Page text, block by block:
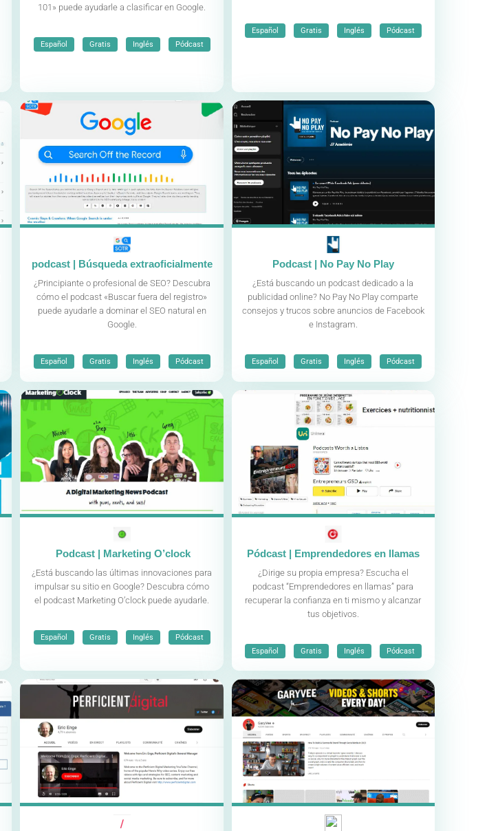
101» puede ayudarle a clasificar en Google.
Español Gratis Inglés Pódcast
Español Gratis Inglés Pódcast
podcast | Búsqueda extraoficialmente
¿Principiante o profesional de SEO? Descubra
cómo el podcast «Buscar fuera del registro»
puede ayudarle a dominar el SEO natural en
Google.
Español Gratis Inglés Pódcast
Podcast | No Pay No Play
¿Está buscando un podcast dedicado a la
publicidad online? No Pay No Play comparte
consejos y trucos sobre anuncios de Facebook
e Instagram.
Español Gratis Inglés Pódcast
Podcast | Marketing O’clock
¿Está buscando las últimas innovaciones para
impulsar su sitio en Google? Descubra cómo
el podcast Marketing O’clock puede ayudarle.
Español Gratis Inglés Pódcast
Pódcast | Emprendedores en llamas
¿Dirige su propia empresa? Escucha el
podcast “Emprendedores en llamas” para
recuperar la confianza en ti mismo y alcanzar
tus objetivos.
Español Gratis Inglés Pódcast